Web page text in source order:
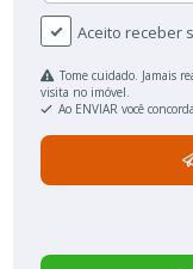
Aceito receber
Tome cuidado. Jamais
visita no imóvel.
Ao ENVIAR você